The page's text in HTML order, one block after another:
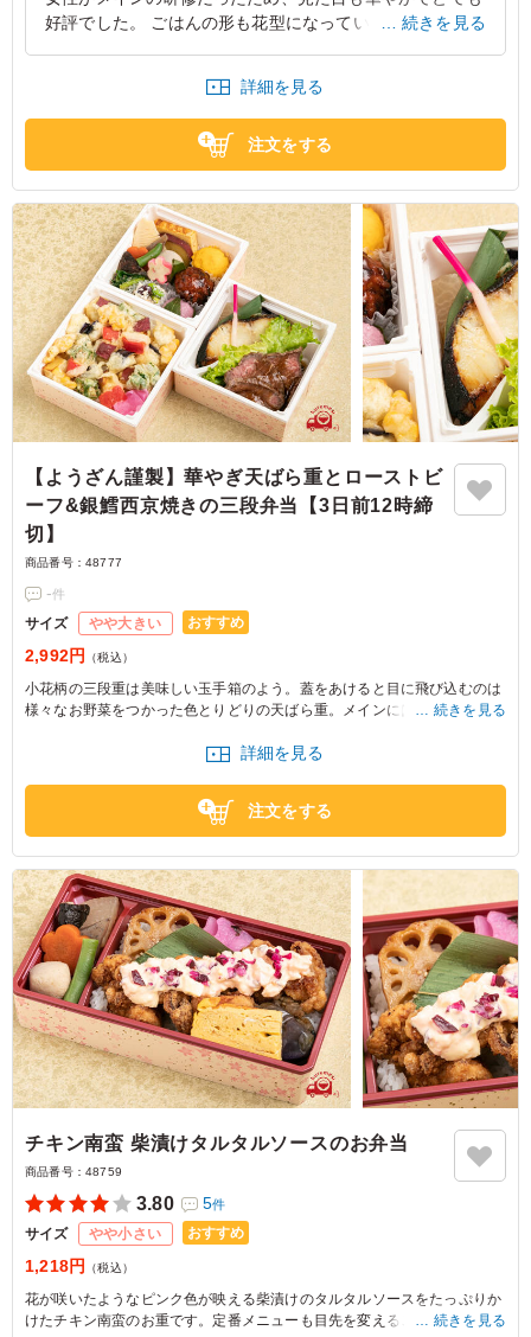
好評でした。 ごはんの形も花型になっていてとても可愛
東京都港区北青山2025/04/16
続きを見る
詳細を見る
注文をする
【ようざん謹製】華やぎ天ばら重とローストビ
ーフ&銀鱈西京焼きの三段弁当【3日前12時締
切】
商品番号： 48777
-件
サイズ やや大きい おすすめ
2,992円 （税込）
小花柄の三段重は美味しい玉手箱のよう。蓋をあけると目に飛び込むのは
様々なお野菜をつかった色とりどりの天ばら重。メインにはローストビー
ひとつひとつこだわり仕上げたお料理たちで、会話も弾むこと間違いな
続きを見る
詳細を見る
注文をする
チキン南蛮 柴漬けタルタルソースのお弁当
商品番号： 48759
3.80 5件
サイズ やや小さい おすすめ
1,218円 （税込）
花が咲いたようなピンク色が映える柴漬けのタルタルソースをたっぷりか
けたチキン南蛮のお重です。定番メニューも目先を変えることで新たなお
続きを見る